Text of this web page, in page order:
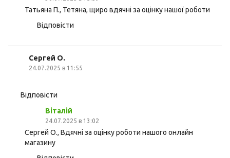
Татьяна П., Тетяна, щиро вдячні за оцінку нашої роботи
Відповісти
Сергей О.
24.07.2025 в 11:55
Відповісти
Віталій
24.07.2025 в 13:02
Сергей О., Вдячні за оцінку роботи нашого онлайн
магазину